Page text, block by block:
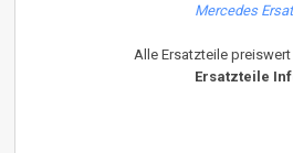
Mercedes
Alle Ersatzteile
Ersatzteile